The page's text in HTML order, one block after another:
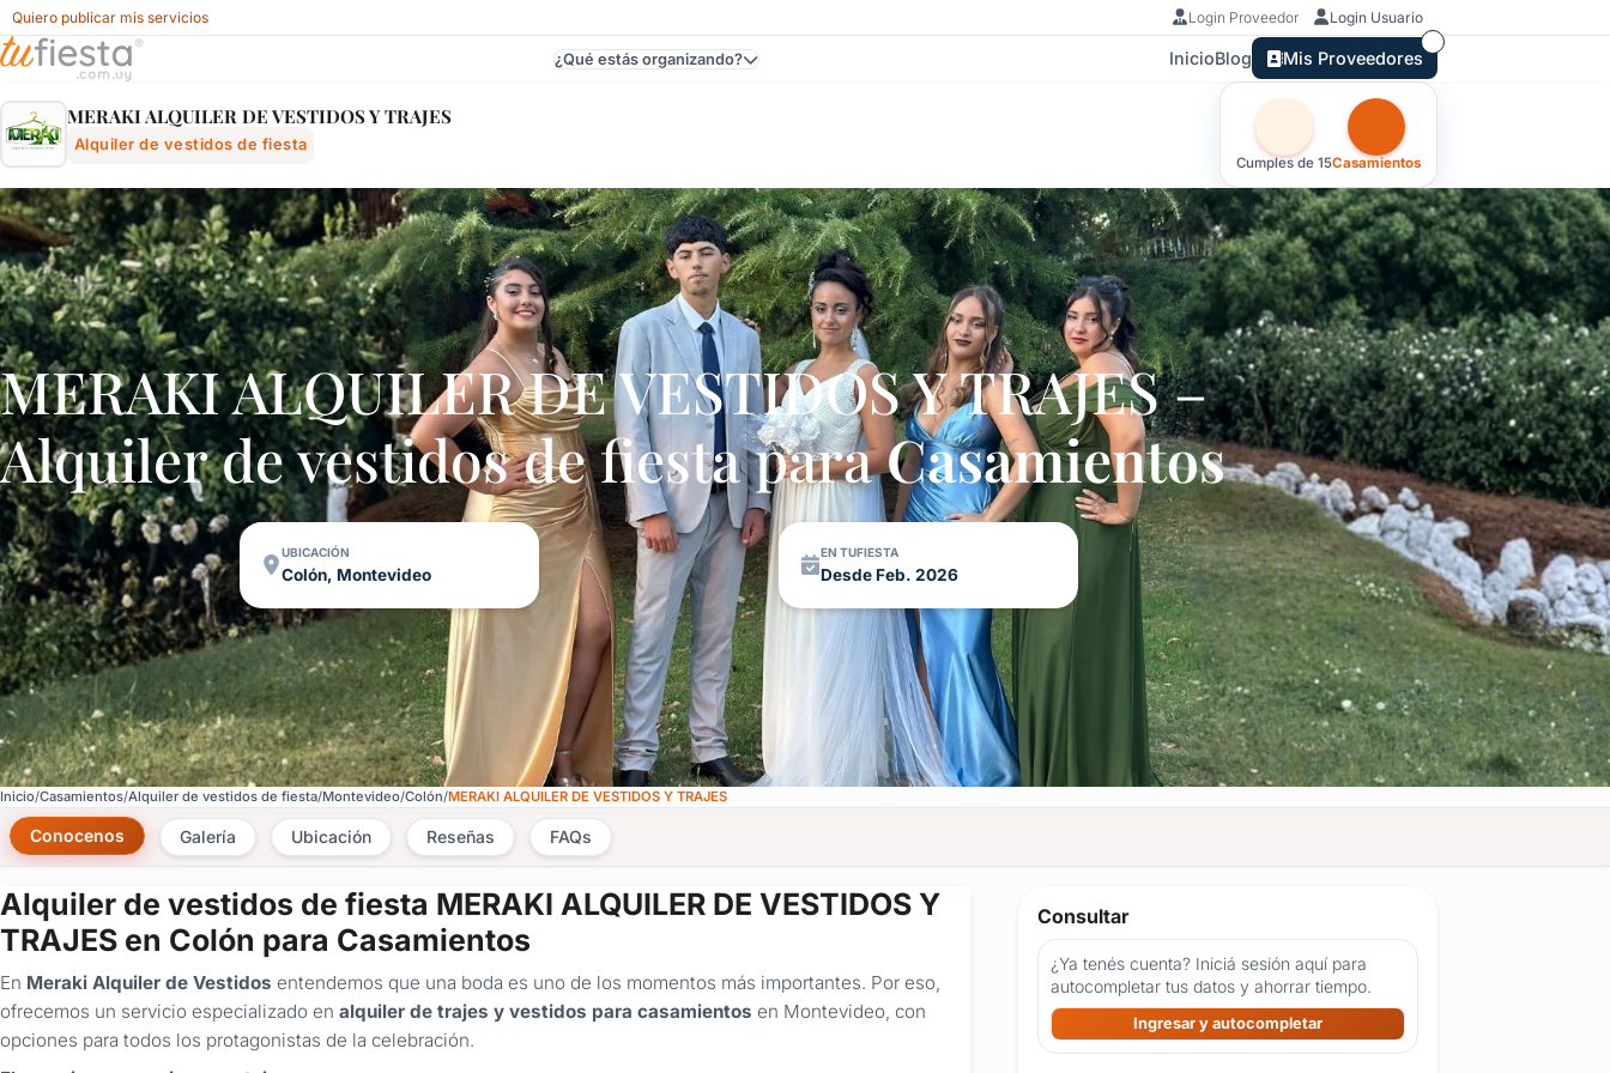
Quiero publicar mis servicios Login Proveedor Login Usuario
¿Qué estás organizando? InicioBlog Mis Proveedores
MERAKI ALQUILER DE VESTIDOS Y TRAJES
Alquiler de vestidos de fiesta
Otras versiones de esta ficha por tipo de
Cumples de 15Casamientos
MERAKI ALQUILER DE VESTIDOS Y TRAJES –
Alquiler de vestidos de fiesta paraCasamientos
UBICACIÓN
Colón, Montevideo
EN TUFIESTA
Desde Feb. 2026
Inicio Casamientos Alquiler de vestidos de fiesta Montevideo Colón MERAKI ALQUILER DE VESTIDOS Y TRAJES
Conocenos Galería Ubicación Reseñas FAQs
Alquiler de vestidos de fiesta MERAKI ALQUILER DE VESTIDOS Y
TRAJES en Colón para Casamientos
En Meraki Alquiler de Vestidos entendemos que una boda es uno de los momentos más importantes. Por eso,
ofrecemos un servicio especializado en alquiler de trajes y vestidos para casamientos en Montevideo, con
opciones para todos los protagonistas de la celebración.
Consultar
¿Ya tenés cuenta? Iniciá sesión aquí para
autocompletar tus datos y ahorrar tiempo.
Ingresar y autocompletar